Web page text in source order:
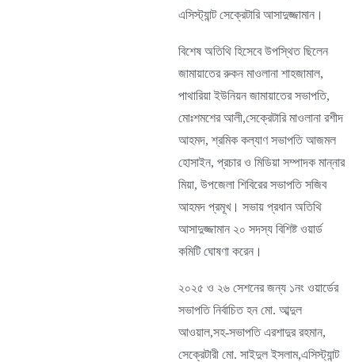
এসিস্ট্যান্ট সেক্রেটারি আসাদুজ্জামান।
বিশেষ অতিথি হিসেবে উপস্থিত ছিলেন
জামায়াতের রুকন মাওলানা শাহজামাল,
পাথারিয়া ইউনিয়ন জামায়াতের সভাপতি,
মোঃশমশের আলী,সেক্রেটারি মাওলানা রশীদ
আহমদ, শ্রমিক কল্যাণ সভাপতি আজমল
হোসাইন, প্রচার ও মিডিয়া সম্পাদক মান্নার
মিয়া, উপজেলা শিবিরের সভাপতি সজিব
আহমদ প্রমূখ। সভায় প্রধান অতিথি
আসাদুজ্জামান ২০ সদস্য বিশিষ্ট ওয়ার্ড
কমিটি ঘোষণা করেন।
২০২৫ ও ২৬ সেশনের জন্য ১নং ওয়ার্ডের
সভাপতি নির্বাচিত হন মো. আব্দুল
আওয়াল,সহ-সভাপতি এরশাদুর রহমান,
সেক্রেটারী মো. সাইদুল ইসলাম,এসিস্ট্যান্ট